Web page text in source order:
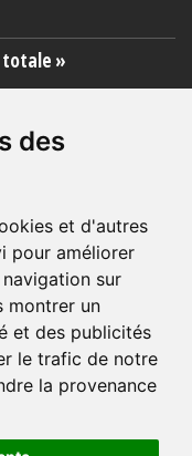
des
et d'autres
pour améliorer
sur
montrer un
et des publicités
le trafic de notre
la provenance
totale »
collective